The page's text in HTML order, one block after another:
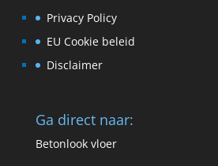
Privacy Policy
EU Cookie beleid
Disclaimer
Ga direct naar:
Betonlook vloer